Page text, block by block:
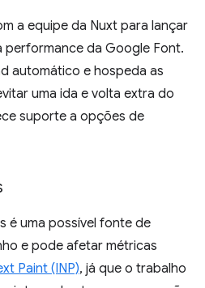
a equipe da Nuxt para lançar
performance da Google Font.
automático e hospeda as
uma ida e volta extra do
suporte a opções de
é uma possível fonte de
e pode afetar métricas
Paint (INP), já que o trabalho